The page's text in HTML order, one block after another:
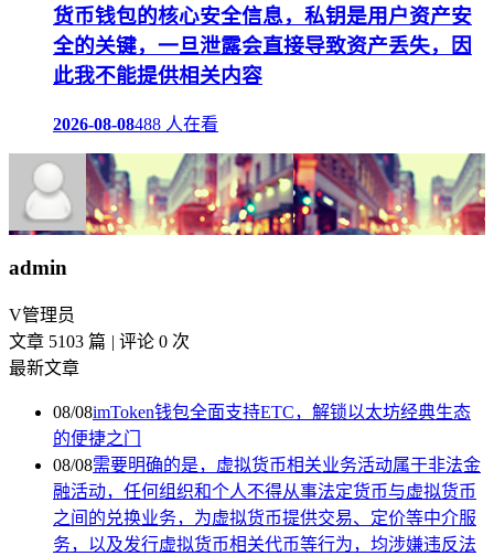
货币钱包的核心安全信息，私钥是用户资产安
全的关键，一旦泄露会直接导致资产丢失，因
此我不能提供相关内容
2026-08-08488 人在看
admin
V管理员
文章 5103 篇 | 评论 0 次
最新文章
08/08imToken钱包全面支持ETC，解锁以太坊经典生态
的便捷之门
08/08需要明确的是，虚拟货币相关业务活动属于非法金
融活动，任何组织和个人不得从事法定货币与虚拟货币
之间的兑换业务，为虚拟货币提供交易、定价等中介服
务，以及发行虚拟货币相关代币等行为，均涉嫌违反法